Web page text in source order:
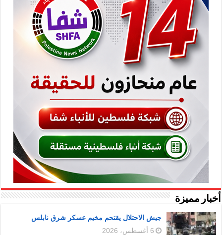
أخبار مميزة
جيش الاحتلال يقتحم مخيم عسكر شرق نابلس
6 أغسطس، 2026